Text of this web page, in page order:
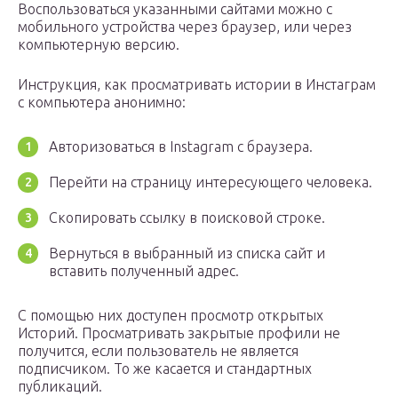
Воспользоваться указанными сайтами можно с
мобильного устройства через браузер, или через
компьютерную версию.
Инструкция, как просматривать истории в Инстаграм
с компьютера анонимно:
Авторизоваться в Instagram с браузера.
Перейти на страницу интересующего человека.
Скопировать ссылку в поисковой строке.
Вернуться в выбранный из списка сайт и
вставить полученный адрес.
С помощью них доступен просмотр открытых
Историй. Просматривать закрытые профили не
получится, если пользователь не является
подписчиком. То же касается и стандартных
публикаций.